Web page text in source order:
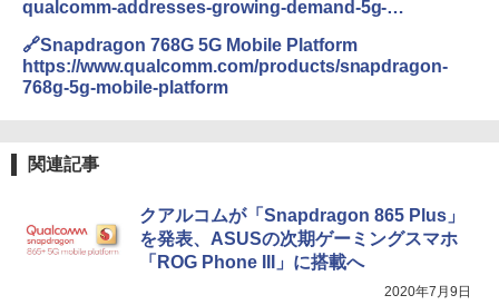
qualcomm-addresses-growing-demand-5g-
🔗Snapdragon 768G 5G Mobile Platform
https://www.qualcomm.com/products/snapdragon-
768g-5g-mobile-platform
関連記事
クアルコムが「Snapdragon 865 Plus」
を発表、ASUSの次期ゲーミングスマホ
「ROG Phone III」に搭載へ
2020年7月9日